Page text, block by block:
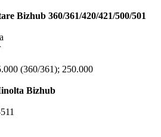
Bizhub 360/361/420/421/500/501
(360/361); 250.000
Bizhub